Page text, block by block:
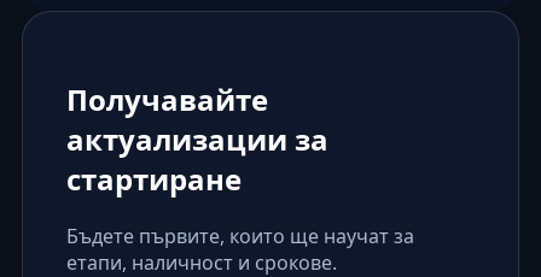
Получавайте
актуализации за
стартиране
Бъдете първите, които ще научат за
етапи, наличност и срокове.